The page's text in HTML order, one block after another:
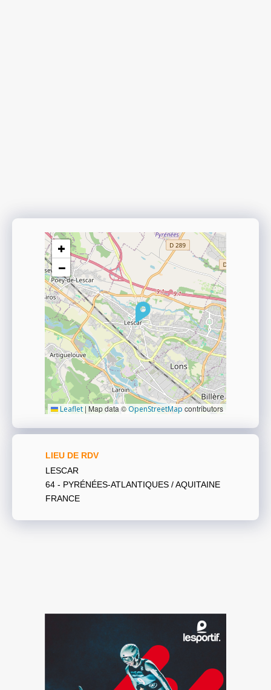
+
−
Leaflet | Map data ©OpenStreetMap contributors
LIEU DE RDV
LESCAR
64 - PYRÉNÉES-ATLANTIQUES / AQUITAINE
FRANCE